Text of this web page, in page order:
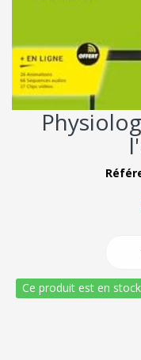
Ce produit est en stock